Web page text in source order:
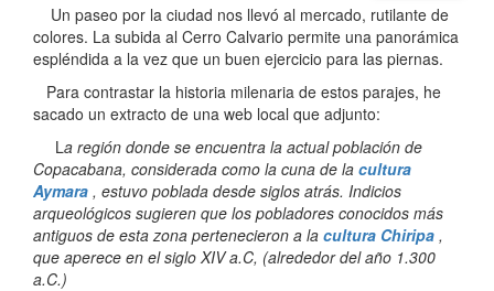
Un paseo por la ciudad nos llevó al mercado, rutilante de
colores. La subida al Cerro Calvario permite una panorámica
espléndida a la vez que un buen ejercicio para las piernas.
Para contrastar la historia milenaria de estos parajes, he
sacado un extracto de una web local que adjunto:
La región donde se encuentra la actual población de
Copacabana, considerada como la cuna de la cultura
Aymara , estuvo poblada desde siglos atrás. Indicios
arqueológicos sugieren que los pobladores conocidos más
antiguos de esta zona pertenecieron a la cultura Chiripa ,
que aperece en el siglo XIV a.C, (alrededor del año 1.300
a.C.)